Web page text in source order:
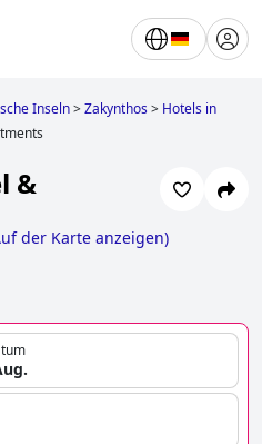
Inseln>Zakynthos> Hotels in
&
der Karte anzeigen)